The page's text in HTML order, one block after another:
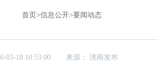
首页 >信息公开>要闻动态
03-18 10:53:00 来源：洮南发布